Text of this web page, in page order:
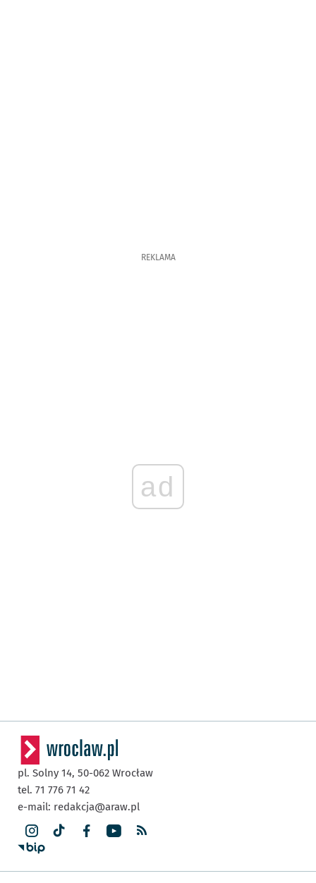
REKLAMA
ad
pl. Solny 14, 50-062 Wrocław
tel. 71 776 71 42
e-mail: redakcja@araw.pl